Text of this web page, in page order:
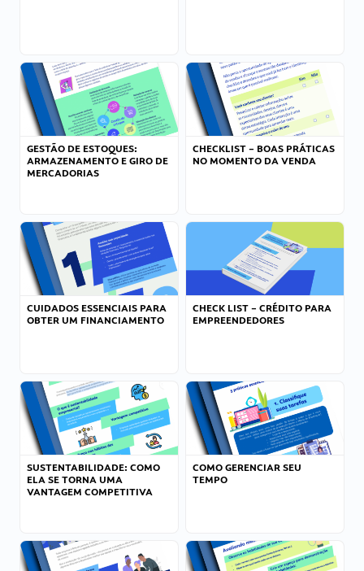
GESTÃO DE ESTOQUES:
ARMAZENAMENTO E GIRO DE
MERCADORIAS
CHECKLIST – BOAS PRÁTICAS
NO MOMENTO DA VENDA
CUIDADOS ESSENCIAIS PARA
OBTER UM FINANCIAMENTO
CHECK LIST – CRÉDITO PARA
EMPREENDEDORES
SUSTENTABILIDADE: COMO
ELA SE TORNA UMA
VANTAGEM COMPETITIVA
COMO GERENCIAR SEU
TEMPO